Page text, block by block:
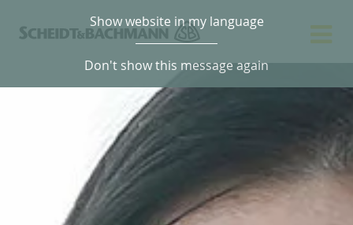
Show website in my language
Don't show this message again